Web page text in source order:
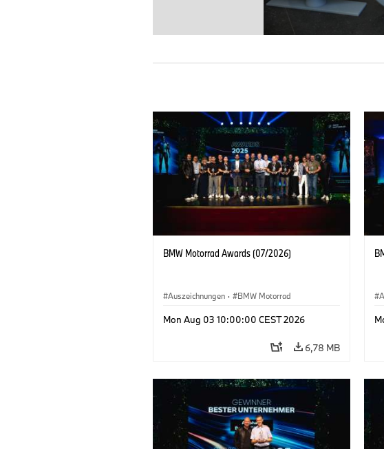
BMW Motorrad Awards (07/2026)
Auszeichnungen · BMW Motorrad
Mon Aug 03 10:00:00 CEST 2026
6,78 MB